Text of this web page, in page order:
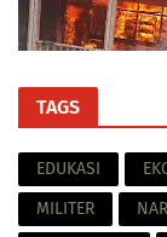
TAGS
EDUKASI
MILITER